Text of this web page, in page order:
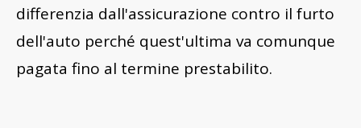
differenzia dall'assicurazione contro il furto
dell'auto perché quest'ultima va comunque
pagata fino al termine prestabilito.